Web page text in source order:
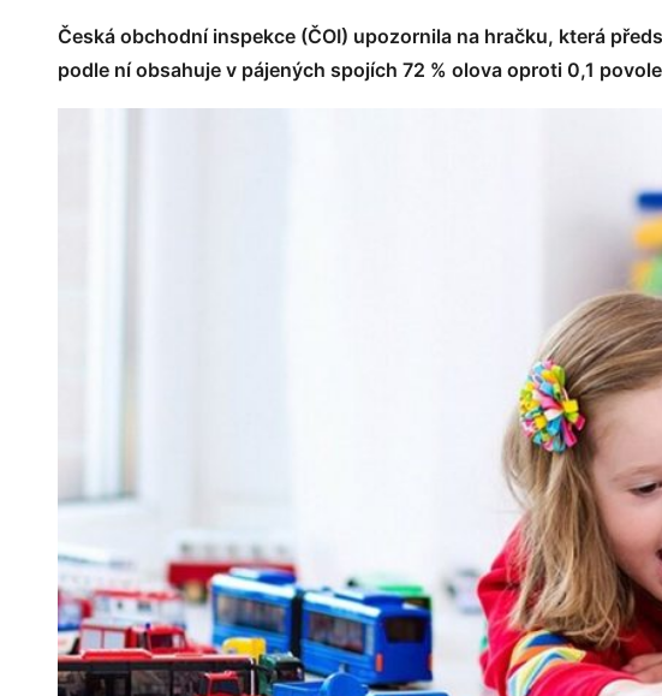
Česká obchodní inspekce (ČOI) upozornila na hračku, která
podle ní obsahuje v pájených spojích 72 % olova oproti 0,1